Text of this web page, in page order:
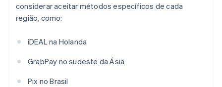
considerar aceitar métodos específicos de cada
região, como:
iDEAL na Holanda
GrabPay no sudeste da Ásia
Pix no Brasil